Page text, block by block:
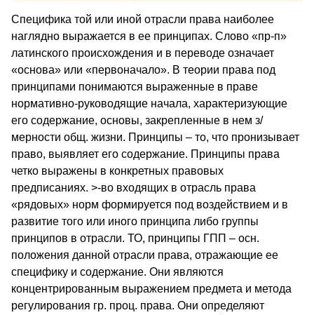
Специфика той или иной отрасли права наиболее
наглядно выражается в ее принципах. Слово «пр-п»
латинского происхождения и в переводе означает
«основа» или «первоначало». В теории права под
принципами понимаются выраженные в праве
нормативно-руководящие начала, характеризующие
его содержание, основы, закрепленные в нем з/
мерности общ. жизни. Принципы – то, что пронизывает
право, выявляет его содержание. Принципы права
четко выражены в конкретных правовых
предписаниях. >-во входящих в отрасль права
«рядовых» норм формируется под воздействием и в
развитие того или иного принципа либо группы
принципов в отрасли. ТО, принципы ГПП – осн.
положения данной отрасли права, отражающие ее
специфику и содержание. Они являются
концентрированным выражением предмета и метода
регулирования гр. проц. права. Они определяют